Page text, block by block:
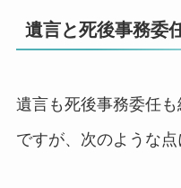
遺言と死後事務委
遺言も死後事務委任
ですが、次のような点